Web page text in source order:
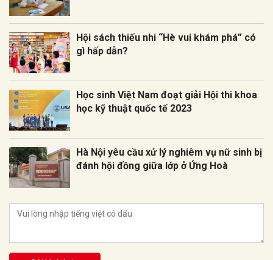
Hội sách thiếu nhi “Hè vui khám phá” có
gì hấp dẫn?
Học sinh Việt Nam đoạt giải Hội thi khoa
học kỹ thuật quốc tế 2023
Hà Nội yêu cầu xử lý nghiêm vụ nữ sinh bị
đánh hội đồng giữa lớp ở Ứng Hoà